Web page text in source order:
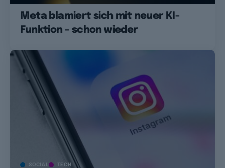
Meta blamiert sich mit neuer KI-
Funktion – schon wieder
SOCIAL TECH